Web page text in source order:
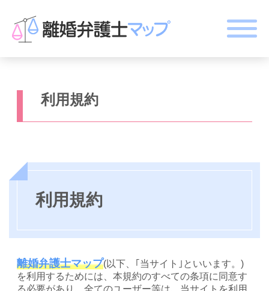
利用規約
利用規約
離婚弁護士マップ(以下、｢当サイト｣といいます。)
を利用するためには、本規約のすべての条項に同意す
る必要があり、全てのユーザー等は、当サイトを利用